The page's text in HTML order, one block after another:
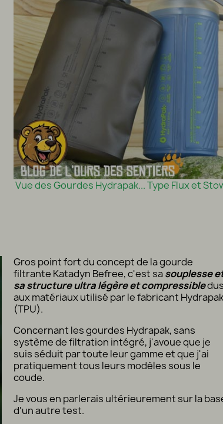
Vue des Gourdes Hydrapak... Type Flux et
Gros point fort du concept de la gourde
filtrante Katadyn Befree, c'est sasouplesse
sa structure ultra légère et compressible
aux matériaux utilisé par le fabricant Hydrapak
(TPU).
Concernant les gourdes Hydrapak, sans
système de filtration intégré, j'avoue que je
suis séduit par toute leur gamme et que j'ai
pratiquement tous leurs modèles sous le
coude.
Je vous en parlerais ultérieurement sur la
d'un autre test.